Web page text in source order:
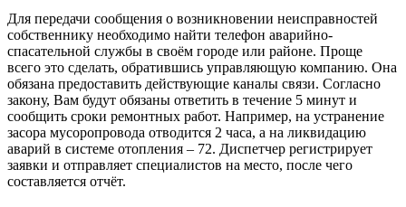
Для передачи сообщения о возникновении неисправностей
собственнику необходимо найти телефон аварийно-
спасательной службы в своём городе или районе. Проще
всего это сделать, обратившись управляющую компанию. Она
обязана предоставить действующие каналы связи. Согласно
закону, Вам будут обязаны ответить в течение 5 минут и
сообщить сроки ремонтных работ. Например, на устранение
засора мусоропровода отводится 2 часа, а на ликвидацию
аварий в системе отопления – 72. Диспетчер регистрирует
заявки и отправляет специалистов на место, после чего
составляется отчёт.